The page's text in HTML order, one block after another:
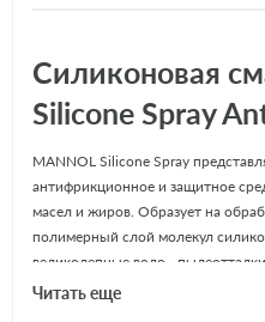
Силиконовая
Silicone Spray
MANNOL Silicone Spray
антифрикционное и защитное
масел и жиров. Образует на
полимерный слой молекул
великолепные водо-,
свойства. Предназначено для
Читать еще